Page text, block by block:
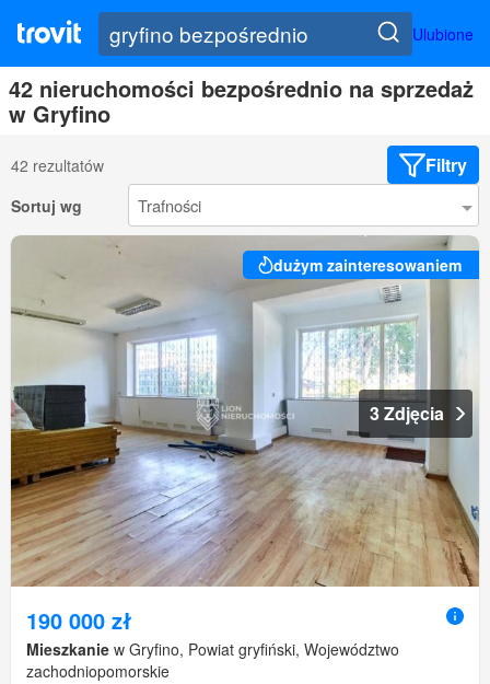
Ulubione
42 nieruchomości bezpośrednio na sprzedaż
w Gryfino
42 rezultatów Filtry
Sortuj wg
dużym zainteresowaniem
3 Zdjęcia
190 000 zł
Mieszkanie w Gryfino, Powiat gryfiński, Województwo
zachodniopomorskie